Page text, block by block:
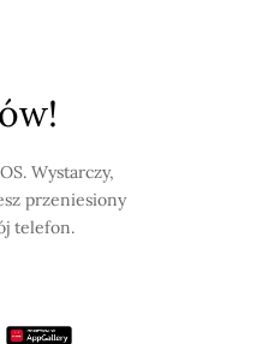
Wystarczy,
przeniesiony
telefon.